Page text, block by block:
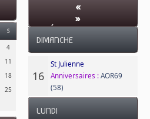
S
4
11
18
25
«
»
FÉVRIER 2025-
SEMAINE 8
DIMANCHE
16
St Julienne
Anniversaires : AOR69
(58)
LUNDI